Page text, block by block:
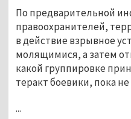
По предварительной
правоохранителей,
в действие взрывное
молящимися, а затем
какой группировке
теракт боевики, пока
...